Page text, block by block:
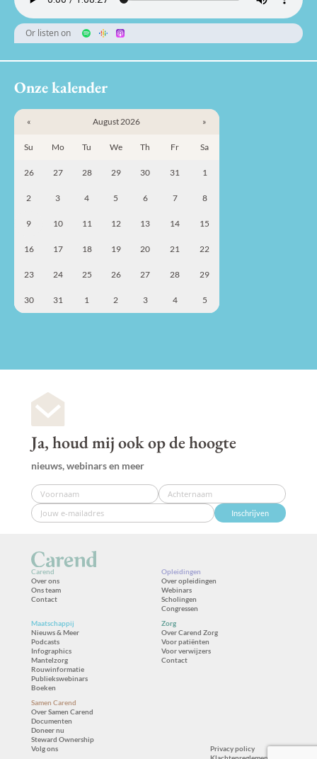
Or listen on
Onze kalender
« August 2026 »
Su Mo Tu We Th Fr Sa
26 27 28 29 30 31 1
2 3 4 5 6 7 8
9 10 11 12 13 14 15
16 17 18 19 20 21 22
23 24 25 26 27 28 29
30 31 1 2 3 4 5
Ja, houd mij ook op de hoogte
nieuws, webinars en meer
Inschrijven
Carend
Over ons
Ons team
Contact
Opleidingen
Over opleidingen
Webinars
Scholingen
Congressen
Maatschappij
Nieuws & Meer
Podcasts
Infographics
Mantelzorg
Rouwinformatie
Publiekswebinars
Boeken
Zorg
Over Carend Zorg
Voor patiënten
Voor verwijzers
Contact
Samen Carend
Over Samen Carend
Documenten
Doneer nu
Steward Ownership
Volg ons
Privacy policy
Klachtenreglement